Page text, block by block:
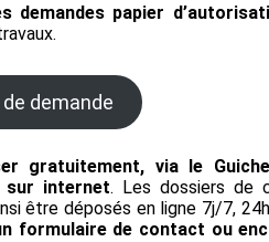
associatifs à
papier
demande
gratuitement, via le
sur internet. Les dossiers de
être déposés en ligne 7j/7,
formulaire de contact ou